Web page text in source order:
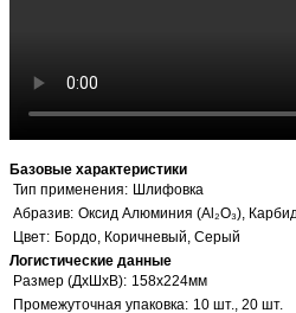
Базовые характеристики
Тип применения: Шлифовка
Абразив: Оксид Алюминия (Al₂O₃),
Цвет: Бордо, Коричневый, Серый
Логистические данные
Размер (ДхШхВ): 158х224мм
Промежуточная упаковка: 10 шт., 20 шт.